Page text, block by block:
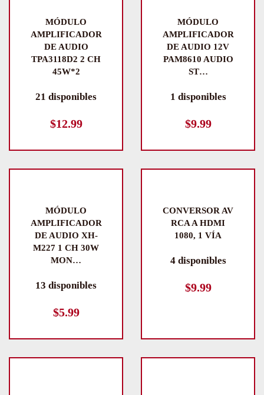
MÓDULO
AMPLIFICADOR
DE AUDIO
TPA3118D2 2 CH
45W*2
21 disponibles
$12.99
MÓDULO
AMPLIFICADOR
DE AUDIO 12V
PAM8610 AUDIO
ST…
1 disponibles
$9.99
MÓDULO
AMPLIFICADOR
DE AUDIO XH-
M227 1 CH 30W
MON…
13 disponibles
$5.99
CONVERSOR AV
RCA A HDMI
1080, 1 VÍA
4 disponibles
$9.99